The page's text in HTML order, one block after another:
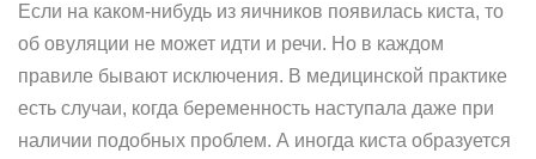
Если на каком-нибудь из яичников появилась киста, то
об овуляции не может идти и речи. Но в каждом
правиле бывают исключения. В медицинской практике
есть случаи, когда беременность наступала даже при
наличии подобных проблем. А иногда киста образуется